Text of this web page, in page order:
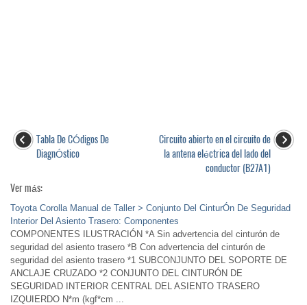
Tabla De CÓdigos De
DiagnÓstico
Circuito abierto en el circuito de
la antena eléctrica del lado del
conductor (B27A1)
Ver más:
Toyota Corolla Manual de Taller > Conjunto Del CinturÓn De Seguridad
Interior Del Asiento Trasero: Componentes
COMPONENTES ILUSTRACIÓN *A Sin advertencia del cinturón de
seguridad del asiento trasero *B Con advertencia del cinturón de
seguridad del asiento trasero *1 SUBCONJUNTO DEL SOPORTE DE
ANCLAJE CRUZADO *2 CONJUNTO DEL CINTURÓN DE
SEGURIDAD INTERIOR CENTRAL DEL ASIENTO TRASERO
IZQUIERDO N*m (kgf*cm ...